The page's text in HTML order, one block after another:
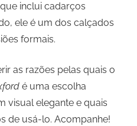
inclui cadarços
ele é um dos calçados
formais.
as razões pelas quais o
é uma escolha
visual elegante e quais
de usá-lo. Acompanhe!